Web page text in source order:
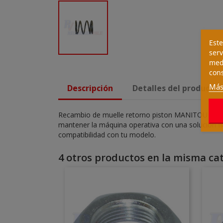
Descripción Detalles del producto
Recambio de muelle retorno piston MANITOU
mantener la máquina operativa con una solución
compatibilidad con tu modelo.
4 otros productos en la misma